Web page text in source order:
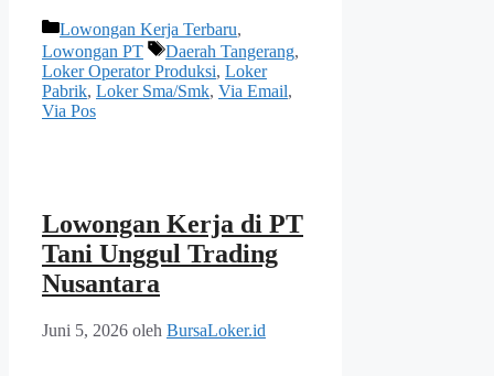
Kategori
Lowongan Kerja Terbaru,
Lowongan PT
Tag
Daerah Tangerang,
Loker Operator Produksi, Loker
Pabrik, Loker Sma/Smk, Via Email,
Via Pos
Lowongan Kerja di PT
Tani Unggul Trading
Nusantara
Juni 5, 2026 oleh BursaLoker.id